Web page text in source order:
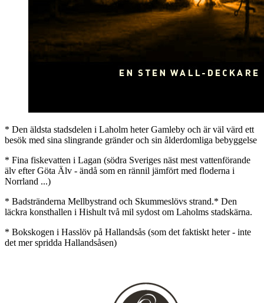
* Den äldsta stadsdelen i Laholm heter Gamleby och är väl värd ett
besök med sina slingrande gränder och sin ålderdomliga bebyggelse
* Fina fiskevatten i Lagan (södra Sveriges näst mest vattenförande
älv efter Göta Älv - ändå som en rännil jämfört med floderna i
Norrland ...)
* Badstränderna Mellbystrand och Skummeslövs strand.* Den
läckra konsthallen i Hishult två mil sydost om Laholms stadskärna.
* Bokskogen i Hasslöv på Hallandsås (som det faktiskt heter - inte
det mer spridda Hallandsåsen)